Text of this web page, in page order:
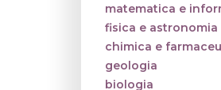
matematica e
fisica e astronomia
chimica e
geologia
biologia